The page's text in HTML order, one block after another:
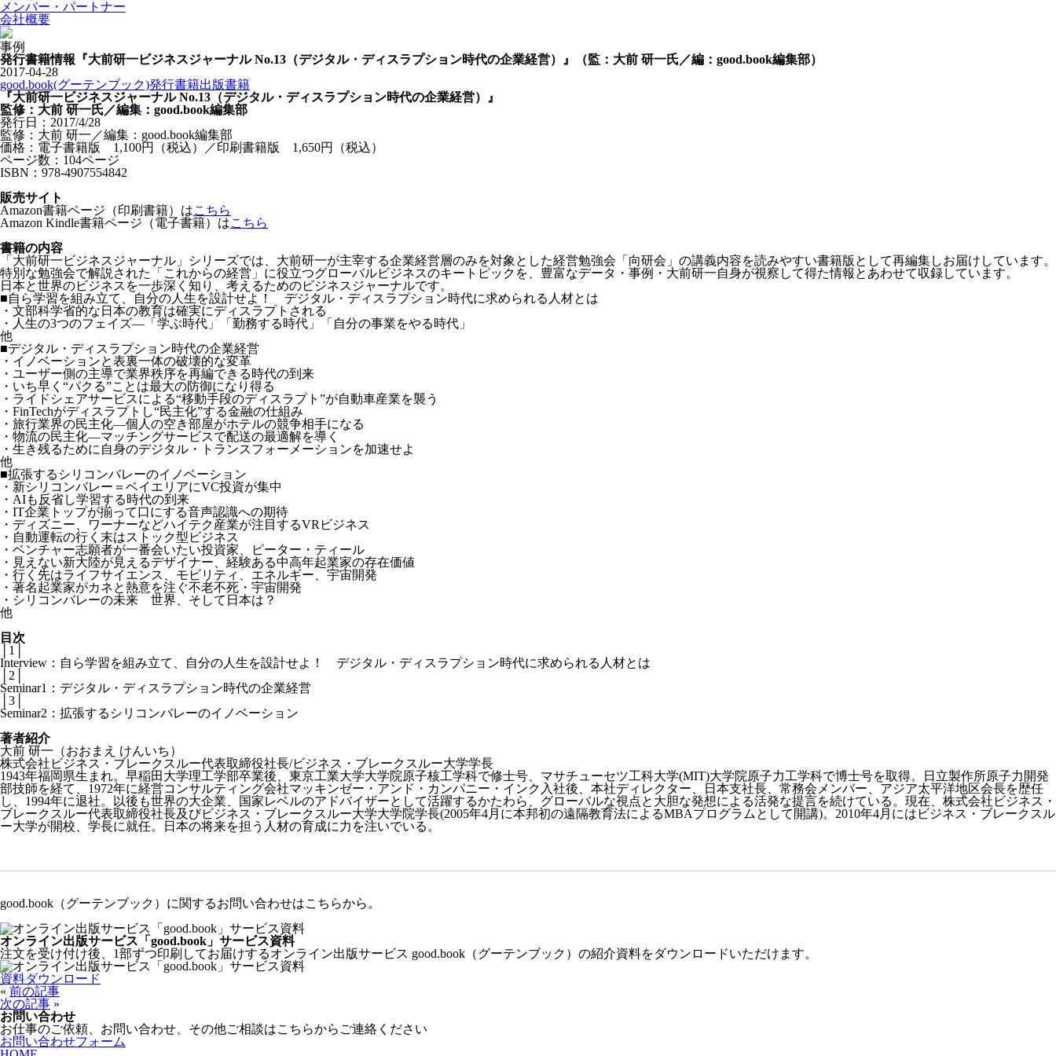
メンバー・パートナー
会社概要
事例
発行書籍情報『大前研一ビジネスジャーナル No.13（デジタル・ディスラプション時代の企業経営）』（監：大前 研一氏／編：good.book編集部）
2017-04-28
good.book(グーテンブック)発行書籍出版書籍
『大前研一ビジネスジャーナル No.13（デジタル・ディスラプション時代の企業経営）』
監修：大前 研一氏／編集：good.book編集部
発行日：2017/4/28
監修：大前 研一／編集：good.book編集部
価格：電子書籍版 1,100円（税込）／印刷書籍版 1,650円（税込）
ページ数：104ページ
ISBN： 978-4907554842
販売サイト
Amazon書籍ページ（印刷書籍）はこちら
Amazon Kindle書籍ページ（電子書籍）はこちら
書籍の内容
「大前研一ビジネスジャーナル」シリーズでは、大前研一が主宰する企業経営層のみを対象とした経営勉強会「向研会」の講義内容を読みやすい書籍版として再編集しお届けしています。
特別な勉強会で解説された「これからの経営」に役立つグローバルビジネスのキートピックを、豊富なデータ・事例・大前研一自身が視察して得た情報とあわせて収録しています。
日本と世界のビジネスを一歩深く知り、考えるためのビジネスジャーナルです。
■自ら学習を組み立て、自分の人生を設計せよ！ デジタル・ディスラプション時代に求められる人材とは
・文部科学省的な日本の教育は確実にディスラプトされる
・人生の3つのフェイズ―「学ぶ時代」「勤務する時代」「自分の事業をやる時代」
他
■デジタル・ディスラプション時代の企業経営
・イノベーションと表裏一体の破壊的な変革
・ユーザー側の主導で業界秩序を再編できる時代の到来
・いち早く“パクる”ことは最大の防御になり得る
・ライドシェアサービスによる“移動手段のディスラプト”が自動車産業を襲う
・FinTechがディスラプトし“民主化”する金融の仕組み
・旅行業界の民主化―個人の空き部屋がホテルの競争相手になる
・物流の民主化―マッチングサービスで配送の最適解を導く
・生き残るために自身のデジタル・トランスフォーメーションを加速せよ
他
■拡張するシリコンバレーのイノベーション
・新シリコンバレー＝ベイエリアにVC投資が集中
・AIも反省し学習する時代の到来
・IT企業トップが揃って口にする音声認識への期待
・ディズニー、ワーナーなどハイテク産業が注目するVRビジネス
・自動運転の行く末はストック型ビジネス
・ベンチャー志願者が一番会いたい投資家、ピーター・ティール
・見えない新大陸が見えるデザイナー、経験ある中高年起業家の存在価値
・行く先はライフサイエンス、モビリティ、エネルギー、宇宙開発
・著名起業家がカネと熱意を注ぐ不老不死・宇宙開発
・シリコンバレーの未来 世界、そして日本は？
他
目次
│1│
Interview：自ら学習を組み立て、自分の人生を設計せよ！ デジタル・ディスラプション時代に求められる人材とは
│2│
Seminar1：デジタル・ディスラプション時代の企業経営
│3│
Seminar2：拡張するシリコンバレーのイノベーション
著者紹介
大前 研一（おおまえ けんいち）
株式会社ビジネス・ブレークスルー代表取締役社長/ビジネス・ブレークスルー大学学長
1943年福岡県生まれ。早稲田大学理工学部卒業後、東京工業大学大学院原子核工学科で修士号、マサチューセツ工科大学(MIT)大学院原子力工学科で博士号を取得。日立製作所原子力開発
部技師を経て、1972年に経営コンサルティング会社マッキンゼー・アンド・カンパニー・インク入社後、本社ディレクター、日本支社長、常務会メンバー、アジア太平洋地区会長を歴任
し、1994年に退社。以後も世界の大企業、国家レベルのアドバイザーとして活躍するかたわら、グローバルな視点と大胆な発想による活発な提言を続けている。現在、株式会社ビジネス・
ブレークスルー代表取締役社長及びビジネス・ブレークスルー大学大学院学長(2005年4月に本邦初の遠隔教育法によるMBAプログラムとして開講)。2010年4月にはビジネス・ブレークスル
ー大学が開校、学長に就任。日本の将来を担う人材の育成に力を注いでいる。
good.book（グーテンブック）に関するお問い合わせはこちらから。
オンライン出版サービス「good.book」サービス資料
注文を受け付け後、1部ずつ印刷してお届けするオンライン出版サービス good.book（グーテンブック）の紹介資料をダウンロードいただけます。
資料ダウンロード
« 前の記事
次の記事 »
お問い合わせ
お仕事のご依頼、お問い合わせ、その他ご相談はこちらからご連絡ください
お問い合わせフォーム